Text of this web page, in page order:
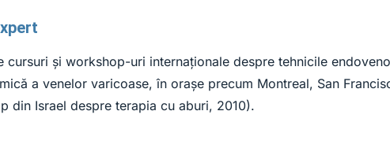
cursuri și workshop-uri internaționale despre tehnicile
a venelor varicoase, în orașe precum Montreal, San
din Israel despre terapia cu aburi, 2010).